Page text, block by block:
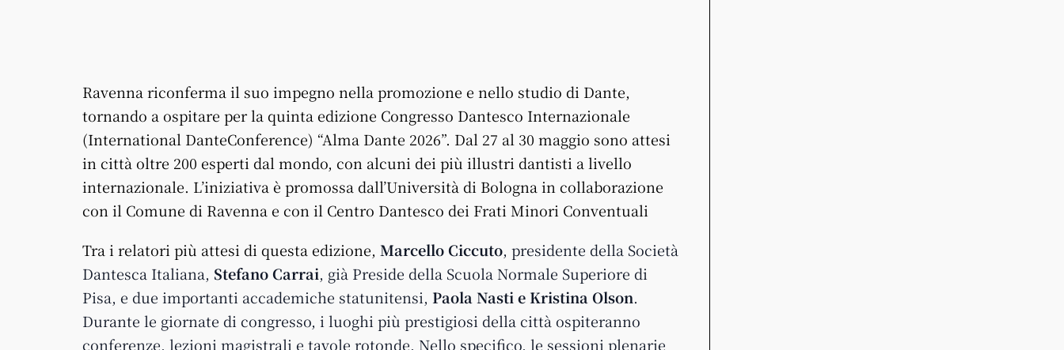
Ravenna riconferma il suo impegno nella promozione e nello studio di Dante,
tornando a ospitare per la quinta edizione Congresso Dantesco Internazionale
(International DanteConference) “Alma Dante 2026”. Dal 27 al 30 maggio sono attesi
in città oltre 200 esperti dal mondo, con alcuni dei più illustri dantisti a livello
internazionale. L’iniziativa è promossa dall’Università di Bologna in collaborazione
con il Comune di Ravenna e con il Centro Dantesco dei Frati Minori Conventuali
Tra i relatori più attesi di questa edizione, Marcello Ciccuto, presidente della Società
Dantesca Italiana, Stefano Carrai, già Preside della Scuola Normale Superiore di
Pisa, e due importanti accademiche statunitensi, Paola Nasti e Kristina Olson.
Durante le giornate di congresso, i luoghi più prestigiosi della città ospiteranno
conferenze, lezioni magistrali e tavole rotonde. Nello specifico, le sessioni plenarie